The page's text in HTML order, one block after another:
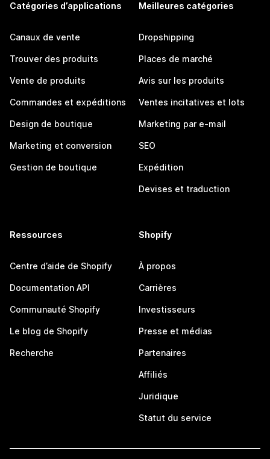
Catégories d’applications
Canaux de vente
Trouver des produits
Vente de produits
Commandes et expéditions
Design de boutique
Marketing et conversion
Gestion de boutique
Meilleures catégories
Dropshipping
Places de marché
Avis sur les produits
Ventes incitatives et lots
Marketing par e-mail
SEO
Expédition
Devises et traduction
Ressources
Centre d’aide de Shopify
Documentation API
Communauté Shopify
Le blog de Shopify
Recherche
Shopify
À propos
Carrières
Investisseurs
Presse et médias
Partenaires
Affiliés
Juridique
Statut du service